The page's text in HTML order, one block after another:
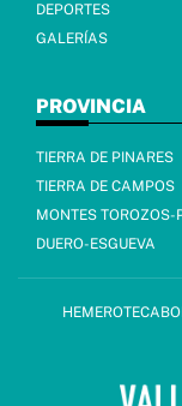
DEPORTES
GALERÍAS
PROVINCIA
TIERRA DE PINARES
TIERRA DE CAMPOS
MONTES TOROZOS-
DUERO-ESGUEVA
HEMEROTECA